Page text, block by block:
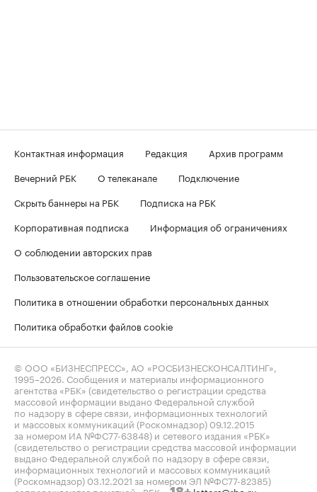
Контактная информация Редакция
Архив программ
Вечерний РБК
О телеканале
Подключение
Скрыть баннеры на РБК
Подписка на РБК
Корпоративная подписка
Информация об ограничениях
О соблюдении авторских прав
Пользовательское соглашение
Политика в отношении обработки персональных данных
Политика обработки файлов cookie
© ООО «БИЗНЕСПРЕСС», АО «РОСБИЗНЕСКОНСАЛТИНГ»,
1995–2026 . Сообщения и материалы информационного
агентства «РБК» (свидетельство о регистрации средства
массовой информации выдано Федеральной службой
по надзору в сфере связи, информационных технологий
и массовых коммуникаций (Роскомнадзор) 09.12.2015
за номером ИА №ФС77-63848) и сетевого издания «РБК»
(свидетельство о регистрации средства массовой информации
выдано Федеральной службой по надзору в сфере связи,
информационных технологий и массовых коммуникаций
(Роскомнадзор) 03.12.2021 за номером ЭЛ №ФС77-82385)